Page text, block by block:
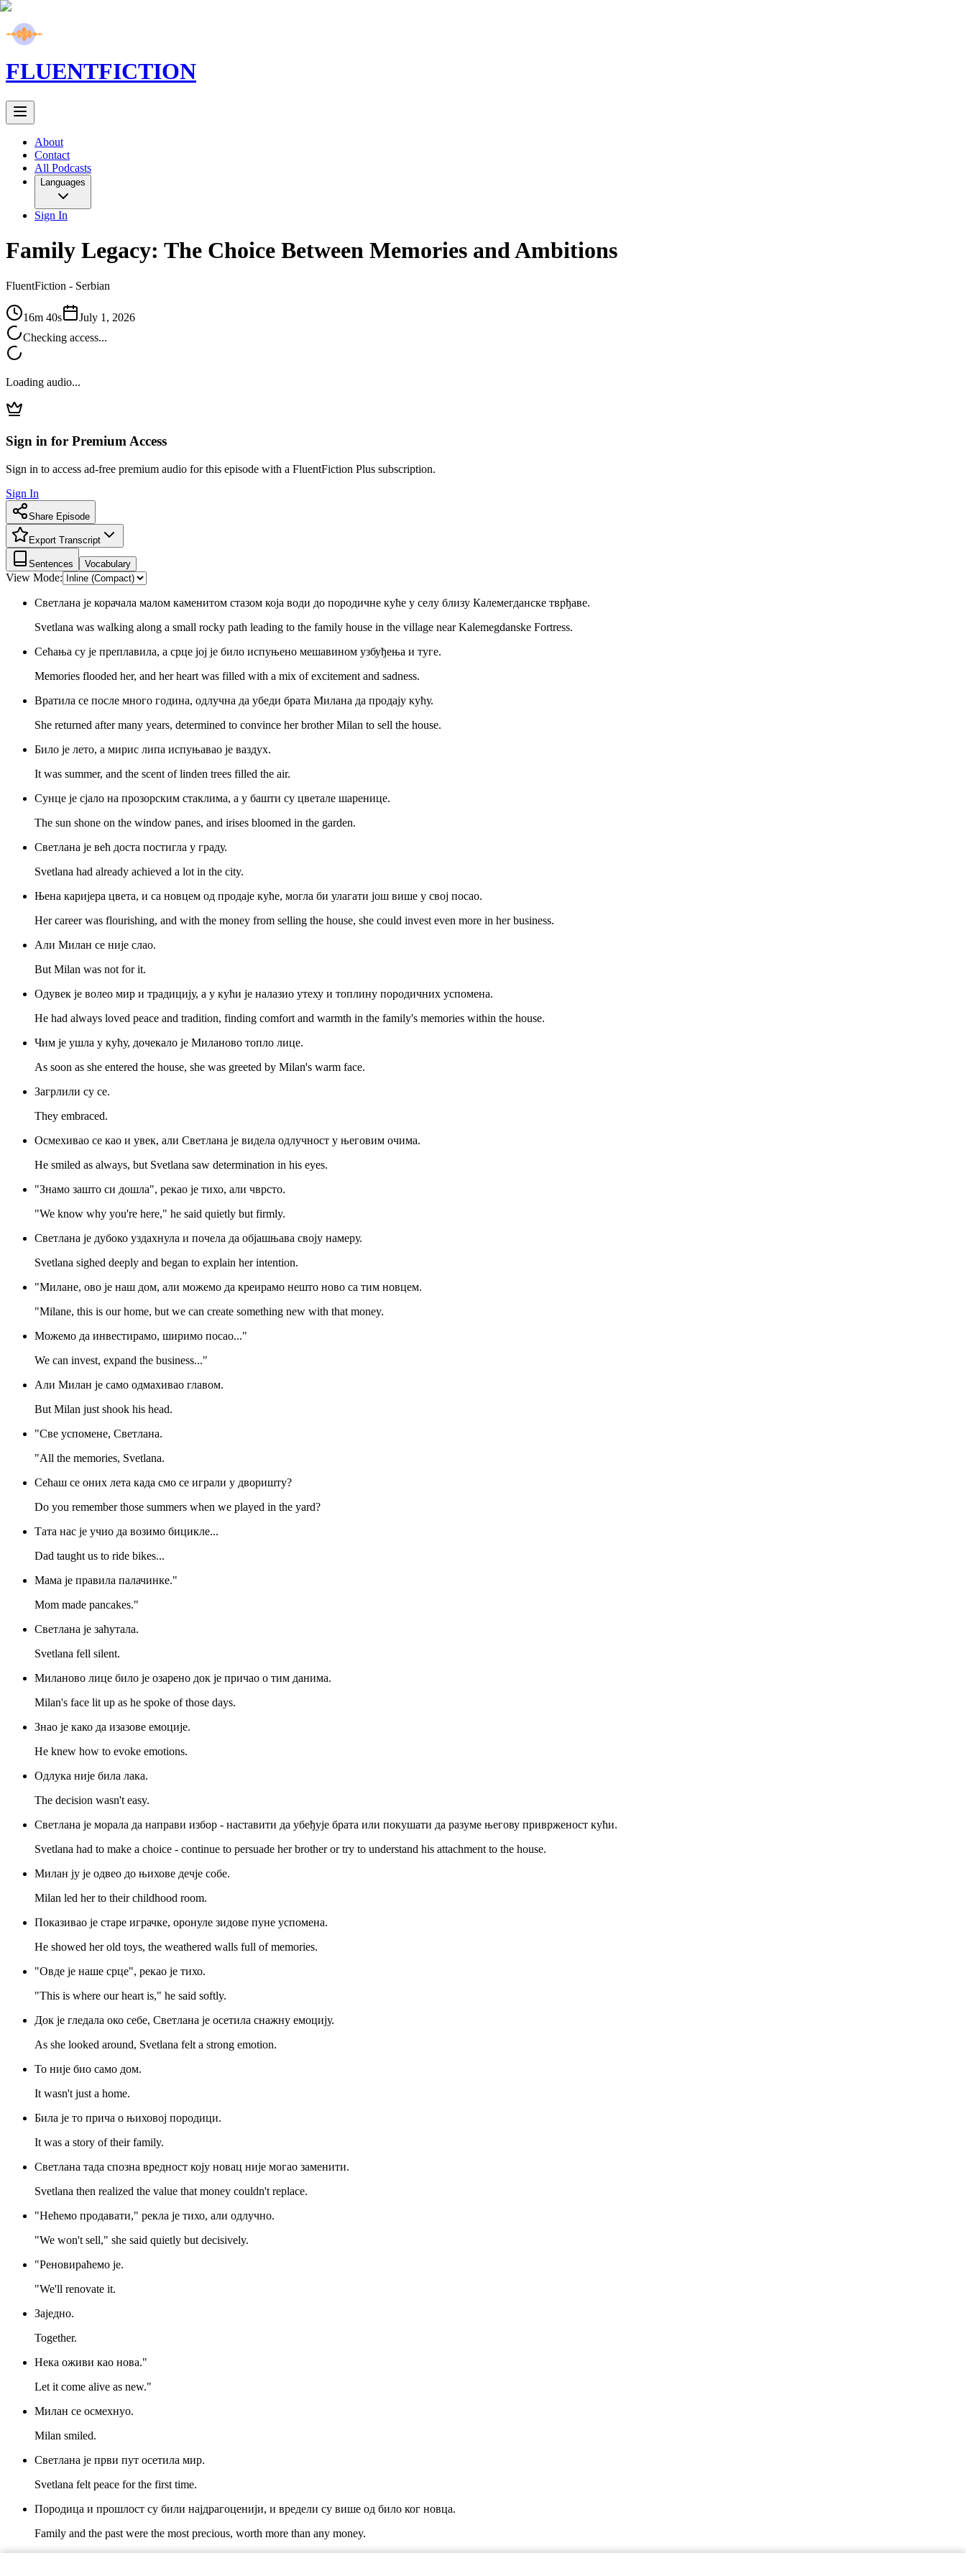
FLUENTFICTION
About
Contact
All Podcasts
Languages
Sign In
Family Legacy: The Choice Between Memories and Ambitions
FluentFiction - Serbian
16m 40s
July 1, 2026
Checking access...
Loading audio...
Sign in for Premium Access
Sign in to access ad-free premium audio for this episode with a FluentFiction Plus subscription.
Sign In
Share Episode
Export Transcript
Sentences Vocabulary
View Mode:
Светлана је корачала малом каменитом стазом која води до породичне куће у селу близу Калемегданске тврђаве.
Svetlana was walking along a small rocky path leading to the family house in the village near Kalemegdanske Fortress.
Сећања су је преплавила, а срце јој је било испуњено мешавином узбуђења и туге.
Memories flooded her, and her heart was filled with a mix of excitement and sadness.
Вратила се после много година, одлучна да убеди брата Милана да продају кућу.
She returned after many years, determined to convince her brother Milan to sell the house.
Било је лето, а мирис липа испуњавао је ваздух.
It was summer, and the scent of linden trees filled the air.
Сунце је сјало на прозорским стаклима, а у башти су цветале шаренице.
The sun shone on the window panes, and irises bloomed in the garden.
Светлана је већ доста постигла у граду.
Svetlana had already achieved a lot in the city.
Њена каријера цвета, и са новцем од продаје куће, могла би улагати још више у свој посао.
Her career was flourishing, and with the money from selling the house, she could invest even more in her business.
Али Милан се није слао.
But Milan was not for it.
Одувек је волео мир и традицију, а у кући је налазио утеху и топлину породичних успомена.
He had always loved peace and tradition, finding comfort and warmth in the family's memories within the house.
Чим је ушла у кућу, дочекало је Миланово топло лице.
As soon as she entered the house, she was greeted by Milan's warm face.
Загрлили су се.
They embraced.
Осмехивао се као и увек, али Светлана је видела одлучност у његовим очима.
He smiled as always, but Svetlana saw determination in his eyes.
"Знамо зашто си дошла", рекао је тихо, али чврсто.
"We know why you're here," he said quietly but firmly.
Светлана је дубоко уздахнула и почела да објашњава своју намеру.
Svetlana sighed deeply and began to explain her intention.
"Милане, ово је наш дом, али можемо да креирамо нешто ново са тим новцем.
"Milane, this is our home, but we can create something new with that money.
Можемо да инвестирамо, ширимо посао..."
We can invest, expand the business..."
Али Милан је само одмахивао главом.
But Milan just shook his head.
"Све успомене, Светлана.
"All the memories, Svetlana.
Сећаш се оних лета када смо се играли у дворишту?
Do you remember those summers when we played in the yard?
Тата нас је учио да возимо бицикле...
Dad taught us to ride bikes...
Мама је правила палачинке."
Mom made pancakes."
Светлана је заћутала.
Svetlana fell silent.
Миланово лице било је озарено док је причао о тим данима.
Milan's face lit up as he spoke of those days.
Знао је како да изазове емоције.
He knew how to evoke emotions.
Одлука није била лака.
The decision wasn't easy.
Светлана је морала да направи избор - наставити да убеђује брата или покушати да разуме његову приврженост кући.
Svetlana had to make a choice - continue to persuade her brother or try to understand his attachment to the house.
Милан ју је одвео до њихове дечје собе.
Milan led her to their childhood room.
Показивао је старе играчке, оронуле зидове пуне успомена.
He showed her old toys, the weathered walls full of memories.
"Овде је наше срце", рекао је тихо.
"This is where our heart is," he said softly.
Док је гледала око себе, Светлана је осетила снажну емоцију.
As she looked around, Svetlana felt a strong emotion.
То није био само дом.
It wasn't just a home.
Била је то прича о њиховој породици.
It was a story of their family.
Светлана тада спозна вредност коју новац није могао заменити.
Svetlana then realized the value that money couldn't replace.
"Нећемо продавати," рекла је тихо, али одлучно.
"We won't sell," she said quietly but decisively.
"Реновираћемо је.
"We'll renovate it.
Заједно.
Together.
Нека оживи као нова."
Let it come alive as new."
Милан се осмехнуо.
Milan smiled.
Светлана је први пут осетила мир.
Svetlana felt peace for the first time.
Породица и прошлост су били најдрагоценији, и вредели су више од било ког новца.
Family and the past were the most precious, worth more than any money.